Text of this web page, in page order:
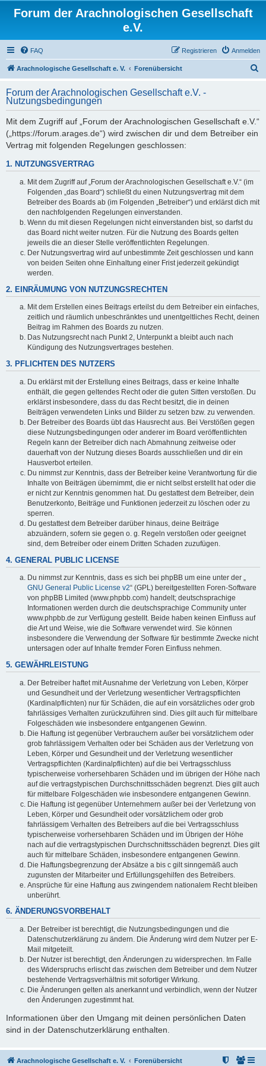
Forum der Arachnologischen Gesellschaft
e.V.
FAQ Anmelden
Registrieren
Arachnologische Gesellschaft e. V. Forenübersicht
h
Forum der Arachnologischen Gesellschaft e.V. -
Nutzungsbedingungen
Mit dem Zugriff auf „Forum der Arachnologischen Gesellschaft e.V.“
(„https://forum.arages.de“) wird zwischen dir und dem Betreiber ein
Vertrag mit folgenden Regelungen geschlossen:
1. NUTZUNGSVERTRAG
Mit dem Zugriff auf „Forum der Arachnologischen Gesellschaft e.V.“ (im
Folgenden „das Board“) schließt du einen Nutzungsvertrag mit dem
Betreiber des Boards ab (im Folgenden „Betreiber“) und erklärst dich mit
den nachfolgenden Regelungen einverstanden.
Wenn du mit diesen Regelungen nicht einverstanden bist, so darfst du
das Board nicht weiter nutzen. Für die Nutzung des Boards gelten
jeweils die an dieser Stelle veröffentlichten Regelungen.
Der Nutzungsvertrag wird auf unbestimmte Zeit geschlossen und kann
von beiden Seiten ohne Einhaltung einer Frist jederzeit gekündigt
werden.
2. EINRÄUMUNG VON NUTZUNGSRECHTEN
Mit dem Erstellen eines Beitrags erteilst du dem Betreiber ein einfaches,
zeitlich und räumlich unbeschränktes und unentgeltliches Recht, deinen
Beitrag im Rahmen des Boards zu nutzen.
Das Nutzungsrecht nach Punkt 2, Unterpunkt a bleibt auch nach
Kündigung des Nutzungsvertrages bestehen.
3. PFLICHTEN DES NUTZERS
Du erklärst mit der Erstellung eines Beitrags, dass er keine Inhalte
enthält, die gegen geltendes Recht oder die guten Sitten verstoßen. Du
erklärst insbesondere, dass du das Recht besitzt, die in deinen
Beiträgen verwendeten Links und Bilder zu setzen bzw. zu verwenden.
Der Betreiber des Boards übt das Hausrecht aus. Bei Verstößen gegen
diese Nutzungsbedingungen oder anderer im Board veröffentlichten
Regeln kann der Betreiber dich nach Abmahnung zeitweise oder
dauerhaft von der Nutzung dieses Boards ausschließen und dir ein
Hausverbot erteilen.
Du nimmst zur Kenntnis, dass der Betreiber keine Verantwortung für die
Inhalte von Beiträgen übernimmt, die er nicht selbst erstellt hat oder die
er nicht zur Kenntnis genommen hat. Du gestattest dem Betreiber, dein
Benutzerkonto, Beiträge und Funktionen jederzeit zu löschen oder zu
sperren.
Du gestattest dem Betreiber darüber hinaus, deine Beiträge
abzuändern, sofern sie gegen o. g. Regeln verstoßen oder geeignet
sind, dem Betreiber oder einem Dritten Schaden zuzufügen.
4. GENERAL PUBLIC LICENSE
Du nimmst zur Kenntnis, dass es sich bei phpBB um eine unter der „
GNU General Public License v2“ (GPL) bereitgestellten Foren-Software
von phpBB Limited (www.phpbb.com) handelt; deutschsprachige
Informationen werden durch die deutschsprachige Community unter
www.phpbb.de zur Verfügung gestellt. Beide haben keinen Einfluss auf
die Art und Weise, wie die Software verwendet wird. Sie können
insbesondere die Verwendung der Software für bestimmte Zwecke nicht
untersagen oder auf Inhalte fremder Foren Einfluss nehmen.
5. GEWÄHRLEISTUNG
Der Betreiber haftet mit Ausnahme der Verletzung von Leben, Körper
und Gesundheit und der Verletzung wesentlicher Vertragspflichten
(Kardinalpflichten) nur für Schäden, die auf ein vorsätzliches oder grob
fahrlässiges Verhalten zurückzuführen sind. Dies gilt auch für mittelbare
Folgeschäden wie insbesondere entgangenen Gewinn.
Die Haftung ist gegenüber Verbrauchern außer bei vorsätzlichem oder
grob fahrlässigem Verhalten oder bei Schäden aus der Verletzung von
Leben, Körper und Gesundheit und der Verletzung wesentlicher
Vertragspflichten (Kardinalpflichten) auf die bei Vertragsschluss
typischerweise vorhersehbaren Schäden und im übrigen der Höhe nach
auf die vertragstypischen Durchschnittsschäden begrenzt. Dies gilt auch
für mittelbare Folgeschäden wie insbesondere entgangenen Gewinn.
Die Haftung ist gegenüber Unternehmern außer bei der Verletzung von
Leben, Körper und Gesundheit oder vorsätzlichem oder grob
fahrlässigem Verhalten des Betreibers auf die bei Vertragsschluss
typischerweise vorhersehbaren Schäden und im Übrigen der Höhe
nach auf die vertragstypischen Durchschnittsschäden begrenzt. Dies gilt
auch für mittelbare Schäden, insbesondere entgangenen Gewinn.
Die Haftungsbegrenzung der Absätze a bis c gilt sinngemäß auch
zugunsten der Mitarbeiter und Erfüllungsgehilfen des Betreibers.
Ansprüche für eine Haftung aus zwingendem nationalem Recht bleiben
unberührt.
6. ÄNDERUNGSVORBEHALT
Der Betreiber ist berechtigt, die Nutzungsbedingungen und die
Datenschutzerklärung zu ändern. Die Änderung wird dem Nutzer per E-
Mail mitgeteilt.
Der Nutzer ist berechtigt, den Änderungen zu widersprechen. Im Falle
des Widerspruchs erlischt das zwischen dem Betreiber und dem Nutzer
bestehende Vertragsverhältnis mit sofortiger Wirkung.
Die Änderungen gelten als anerkannt und verbindlich, wenn der Nutzer
den Änderungen zugestimmt hat.
Informationen über den Umgang mit deinen persönlichen Daten
sind in der Datenschutzerklärung enthalten.
Arachnologische Gesellschaft e. V. Forenübersicht